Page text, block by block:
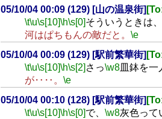
05/10/04 00:09 (129) [山の温泉街]
\t\u\s[10]\h\s[0]そういうときは、
河はぱちもんの敵だと。 \e
05/10/04 00:09 (129) [駅前繁華街]
\t\u\s[10]\h\s[2] さっ\w8皿鉢を一
が‥‥。 \e
05/10/04 00:10 (128) [駅前繁華街]
\t\u\s[10] \h\s[0] で、 \w8灰色って